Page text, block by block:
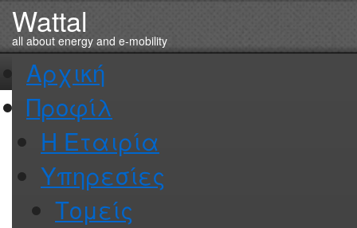
Wattal
Αρχική
Προφίλ
Η Εταιρία
Υπηρεσίες
Τομείς